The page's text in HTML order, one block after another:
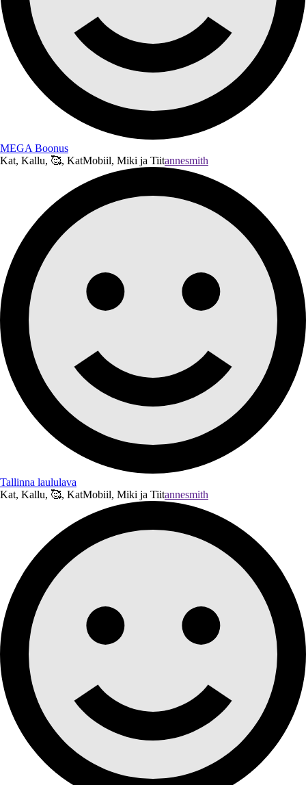
MEGA Boonus
Kat, Kallu, 🥰, KatMobiil, Miki ja Tiitannesmith
Tallinna laululava
Kat, Kallu, 🥰, KatMobiil, Miki ja Tiitannesmith